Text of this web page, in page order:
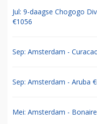
Jul: 9-daagse Chogogo
€1056
Sep: Amsterdam -
Sep: Amsterdam - Aruba
Mei: Amsterdam -